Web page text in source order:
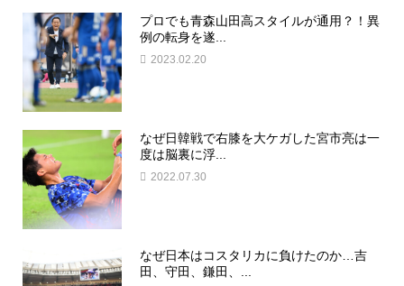
プロでも青森山田高スタイルが通用？！異
例の転身を遂...
2023.02.20
なぜ日韓戦で右膝を大ケガした宮市亮は一
度は脳裏に浮...
2022.07.30
なぜ日本はコスタリカに負けたのか…吉
田、守田、鎌田、...